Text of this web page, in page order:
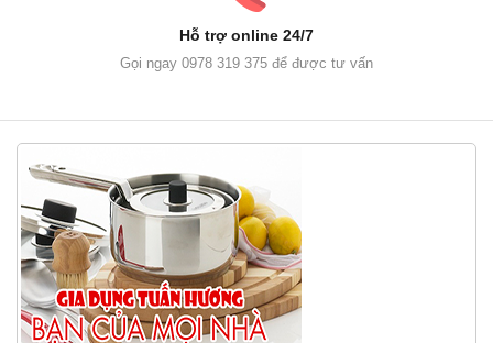
Hỗ trợ online 24/7
Gọi ngay 0978 319 375 để được tư vấn